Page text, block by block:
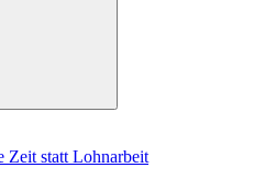
Zeit statt Lohnarbeit